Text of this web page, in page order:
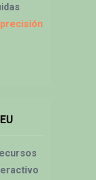
precisión